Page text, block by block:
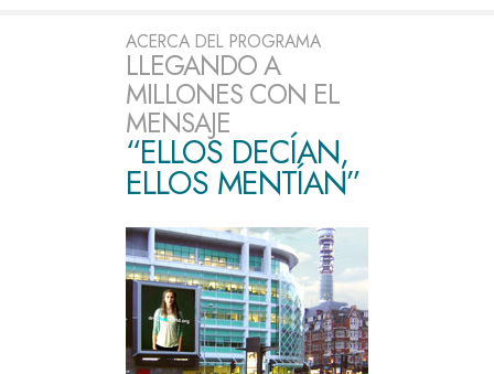
ACERCA DEL PROGRAMA
LLEGANDO A
MILLONES CON EL
MENSAJE
“ELLOS DECÍAN,
ELLOS MENTÍAN”